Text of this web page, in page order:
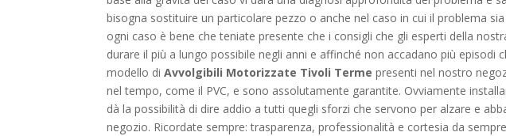
bisogna sostituire un particolare pezzo o anche nel caso in cui il problema
ogni caso è bene che teniate presente che i consigli che gli esperti della
durare il più a lungo possibile negli anni e affinché non accadano più
modello diAvvolgibili Motorizzate Tivoli Termepresenti nel nostro
nel tempo, come il PVC, e sono assolutamente garantite. Ovviamente
dà la possibilità di dire addio a tutti quegli sforzi che servono per alzare e
negozio. Ricordate sempre: trasparenza, professionalità e cortesia da